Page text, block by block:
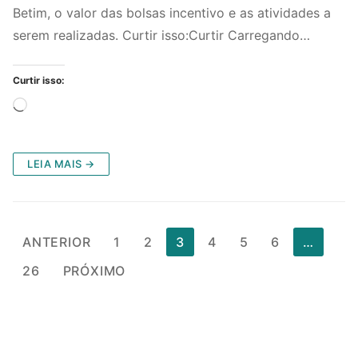
Betim, o valor das bolsas incentivo e as atividades a
serem realizadas. Curtir isso:Curtir Carregando…
Curtir isso:
LEIA MAIS →
ANTERIOR 1 2 3 4 5 6
…
26
PRÓXIMO